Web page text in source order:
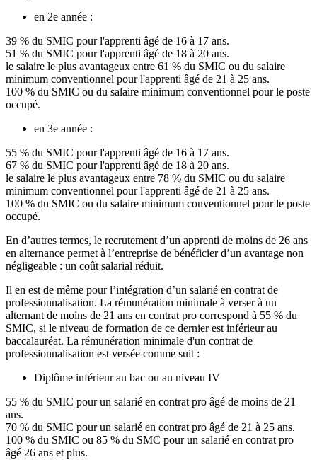
en 2e année :
39 % du SMIC pour l'apprenti âgé de 16 à 17 ans.
51 % du SMIC pour l'apprenti âgé de 18 à 20 ans.
le salaire le plus avantageux entre 61 % du SMIC ou du salaire
minimum conventionnel pour l'apprenti âgé de 21 à 25 ans.
100 % du SMIC ou du salaire minimum conventionnel pour le poste
occupé.
en 3e année :
55 % du SMIC pour l'apprenti âgé de 16 à 17 ans.
67 % du SMIC pour l'apprenti âgé de 18 à 20 ans.
le salaire le plus avantageux entre 78 % du SMIC ou du salaire
minimum conventionnel pour l'apprenti âgé de 21 à 25 ans.
100 % du SMIC ou du salaire minimum conventionnel pour le poste
occupé.
En d’autres termes, le recrutement d’un apprenti de moins de 26 ans
en alternance permet à l’entreprise de bénéficier d’un avantage non
négligeable : un coût salarial réduit.
Il en est de même pour l’intégration d’un salarié en contrat de
professionnalisation. La rémunération minimale à verser à un
alternant de moins de 21 ans en contrat pro correspond à 55 % du
SMIC, si le niveau de formation de ce dernier est inférieur au
baccalauréat. La rémunération minimale d'un contrat de
professionnalisation est versée comme suit :
Diplôme inférieur au bac ou au niveau IV
55 % du SMIC pour un salarié en contrat pro âgé de moins de 21
ans.
70 % du SMIC pour un salarié en contrat pro âgé de 21 à 25 ans.
100 % du SMIC ou 85 % du SMC pour un salarié en contrat pro
âgé 26 ans et plus.